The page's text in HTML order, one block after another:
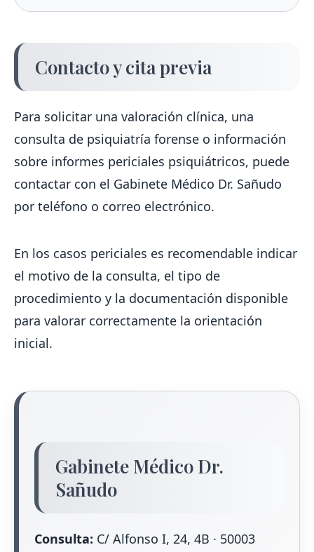
Contacto y cita previa
Para solicitar una valoración clínica, una
consulta de psiquiatría forense o información
sobre informes periciales psiquiátricos, puede
contactar con el Gabinete Médico Dr. Sañudo
por teléfono o correo electrónico.
En los casos periciales es recomendable indicar
el motivo de la consulta, el tipo de
procedimiento y la documentación disponible
para valorar correctamente la orientación
inicial.
Gabinete Médico Dr.
Sañudo
Consulta: C/ Alfonso I, 24, 4B · 50003